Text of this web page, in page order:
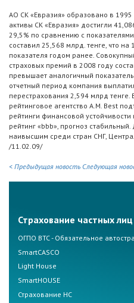
АО СК «Евразия» образовано в 1995
активы СК «Евразия» достигли
29,5% по сравнению с
составил 25,568 млрд. тенге, что
показателя годом ранее.
страховых премий в 2008 году
превышает аналогичный
отчетный период компания
перестрахования 2,594 млрд
рейтинговое агентство A.M. Best
рейтинги финансовой
рейтинг «bbb», прогноз
наивысшим среди стран СНГ,
/11.02.09/
< Предыдущая новость Следующая
Страхование частных лиц
ОГПО ВТС - Обязательное
SmartCASCO
Light House
SmartHOUSE
Страхование НС